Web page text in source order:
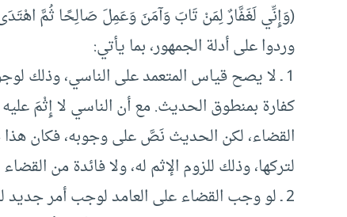
(وَإِنِّي لَغَفَّارٌ لِمَنْ تَابَ وَآمَنَ وَعَمِلَ صَالِحًا ثُمَّ اهْتَدَى)
وردوا على أدلة الجمهور، بما يأتي:
1 ـ لا يصح قياس المتعمد على الناسي، وذلك
كفارة بمنطوق الحديث. مع أن الناسي لا إِثْمَ
القضاء، لكن الحديث نَصَّ على وجوبه، فكان هذا
لتركها، وذلك للزوم الإثم له، ولا فائدة من
2 ـ لو وجب القضاء على العامد لوجب أمر جديد له بالقضاء، ولا يوجد هذا الأمر.